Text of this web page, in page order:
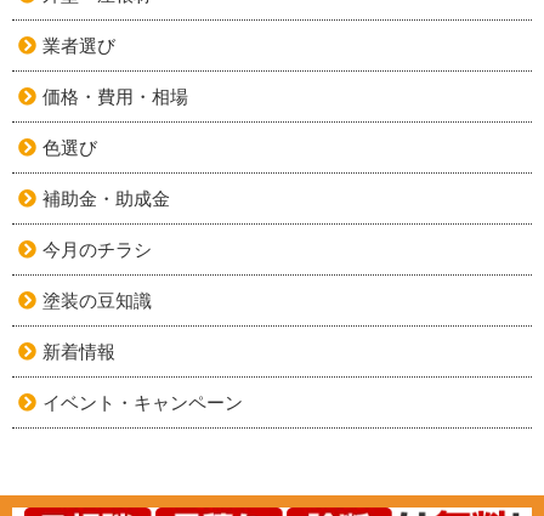
業者選び
価格・費用・相場
色選び
補助金・助成金
今月のチラシ
塗装の豆知識
新着情報
イベント・キャンペーン